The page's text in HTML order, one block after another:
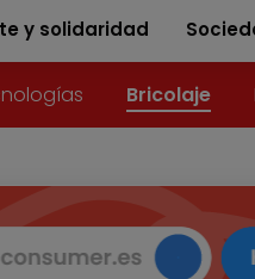
y solidaridad
Bricolaje